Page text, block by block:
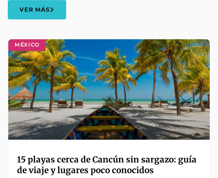
MÉXICO
15 playas cerca de Cancún sin sargazo: guía
de viaje y lugares poco conocidos
VER MÁS